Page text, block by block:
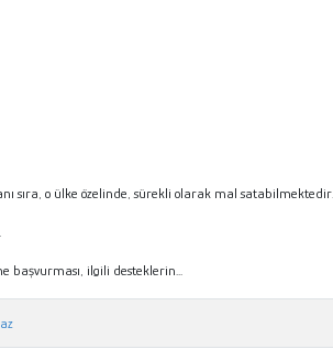
sıra, o ülke özelinde, sürekli olarak mal satabilmektedir.
ilgili desteklerin...